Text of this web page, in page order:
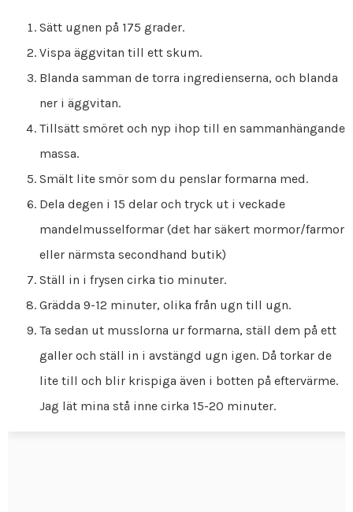
Sätt ugnen på 175 grader.
Vispa äggvitan till ett skum.
Blanda samman de torra ingredienserna, och blanda
ner i äggvitan.
Tillsätt smöret och nyp ihop till en sammanhängande
massa.
Smält lite smör som du penslar formarna med.
Dela degen i 15 delar och tryck ut i veckade
mandelmusselformar (det har säkert mormor/farmor
eller närmsta secondhand butik)
Ställ in i frysen cirka tio minuter.
Grädda 9-12 minuter, olika från ugn till ugn.
Ta sedan ut musslorna ur formarna, ställ dem på ett
galler och ställ in i avstängd ugn igen. Då torkar de
lite till och blir krispiga även i botten på eftervärme.
Jag lät mina stå inne cirka 15-20 minuter.